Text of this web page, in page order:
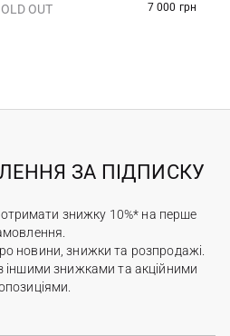
OUT
7 000 грн
ЗА ПІДПИСКУ
знижку 10%* на перше
новини, знижки та розпродажі.
іншими знижками та акційними